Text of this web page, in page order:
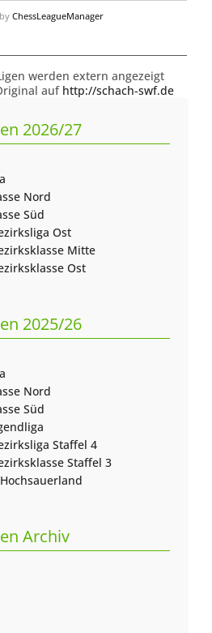
ChessLeagueManager
werden extern angezeigt
auf http://schach-swf.de
2026/27
Nord
Süd
Ost
Mitte
Ost
2025/26
Nord
Süd
Staffel 4
Staffel 3
Archiv